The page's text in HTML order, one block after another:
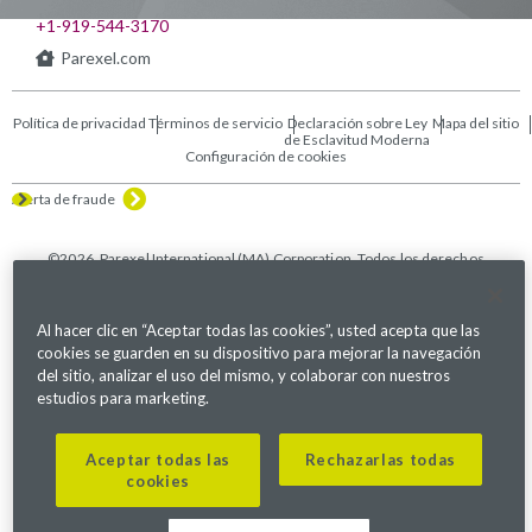
+1-919-544-3170
Parexel.com
Política de privacidad Términos de servicio Declaración sobre Ley
de Esclavitud Moderna
Mapa del sitio
Configuración de cookies
Alerta de fraude
©2026. Parexel International (MA) Corporation. Todos los derechos
Al hacer clic en “Aceptar todas las cookies”, usted acepta que las
cookies se guarden en su dispositivo para mejorar la navegación
del sitio, analizar el uso del mismo, y colaborar con nuestros
estudios para marketing.
Aceptar todas las
cookies
Rechazarlas todas